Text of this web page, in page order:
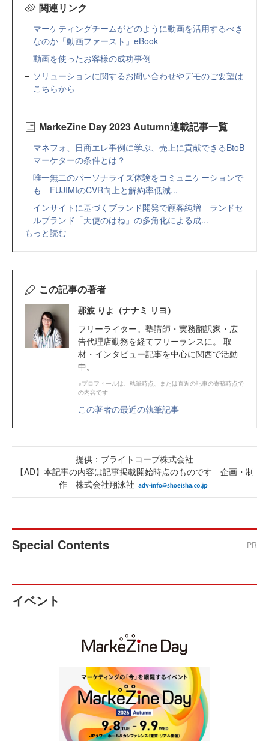
関連リンク
マーケティングチームがどのように動画を活用するべき
なのか「動画ファースト」eBook
動画を使ったお客様の成功事例
ソリューションに関するお問い合わせやデモのご要望は
こちらから
MarkeZine Day 2023 Autumn連載記事一覧
マネフォ、日商エレ事例に学ぶ、売上に貢献できるBtoB
マーケターの条件とは？
唯一無二のパーソナライズ体験をコミュニケーションで
も FUJIMIのCVR向上と解約率低減...
インサイトに基づくブランド開発で顧客純増 ランドセ
ルブランド「天使のはね」の多角化による成...
もっと読む
この記事の著者
那波 りよ（ナナミ リヨ）
フリーライター。塾講師・実務翻訳家・広
告代理店勤務を経てフリーランスに。 取
材・インタビュー記事を中心に関西で活動
中。
※プロフィールは、執筆時点、または直近の記事の寄稿時点で
の内容です
この著者の最近の執筆記事
提供：ブライトコーブ株式会社
【AD】本記事の内容は記事掲載開始時点のものです 企画・制
作 株式会社翔泳社
Special Contents PR
イベント